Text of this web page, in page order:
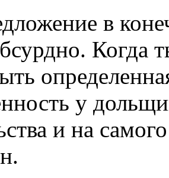
в
Когда
у
и на